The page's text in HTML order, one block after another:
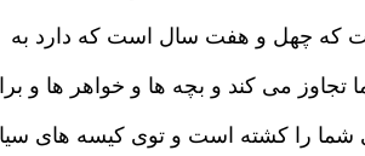
که چهل و هفت سال است که دارد به
می کند و بچه ها و خواهر ها و
شما را کشته است و توی کیسه های